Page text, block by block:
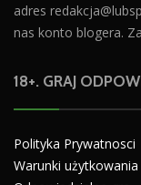
adres
nas konto blogera.
18+. GRAJ
Polityka Prywatnosci
Warunki użytkowania